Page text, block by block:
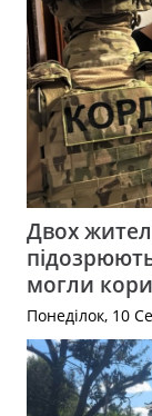
Двох
могли
Понеділок, 10